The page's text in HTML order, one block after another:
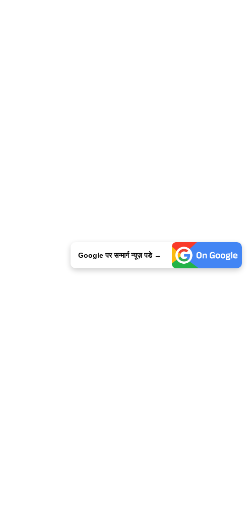
Google पर सन्मार्ग न्यूज़ पडे →